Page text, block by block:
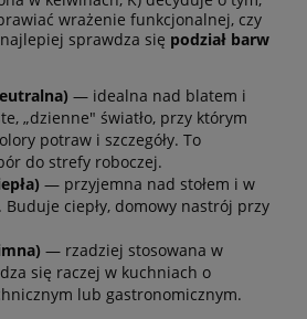
wrażenie funkcjonalnej, czy
sprawdza się podział barw
— idealna nad blatem i
„dzienne" światło, przy którym
potraw i szczegóły. To
do strefy roboczej.
— przyjemna nad stołem i w
ciepły, domowy nastrój przy
— rzadziej stosowana w
się raczej w kuchniach o
lub gastronomicznym.